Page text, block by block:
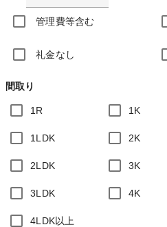
管理費等含む
礼金なし
間取り
1R 1K
1LDK 2K
2LDK 3K
3LDK 4K
4LDK以上